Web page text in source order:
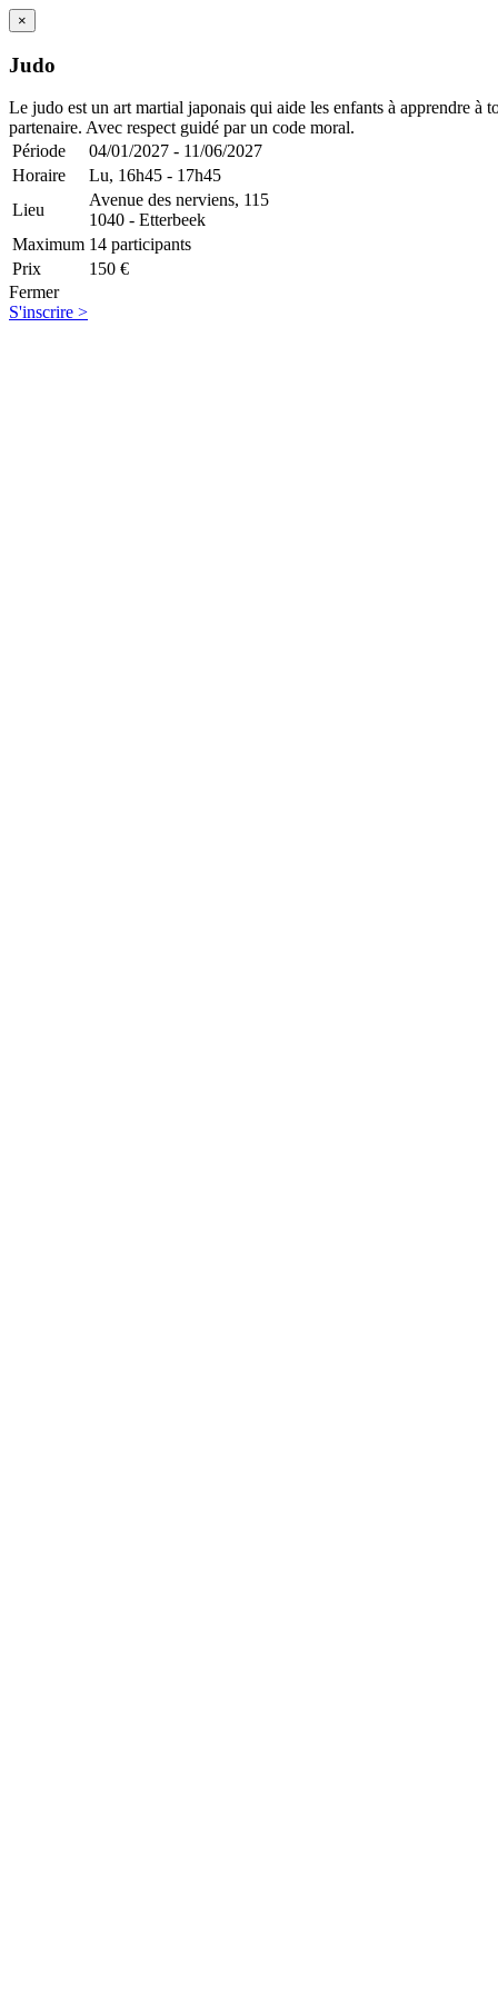
×
Judo
Le judo est un art martial japonais qui aide les enfants à apprendre à
partenaire. Avec respect guidé par un code moral.
Période
04/01/2027 - 11/06/2027
Horaire
Lu, 16h45 - 17h45
Lieu
Avenue des nerviens, 115
1040 - Etterbeek
Maximum 14 participants
Prix
150 €
Fermer
S'inscrire >